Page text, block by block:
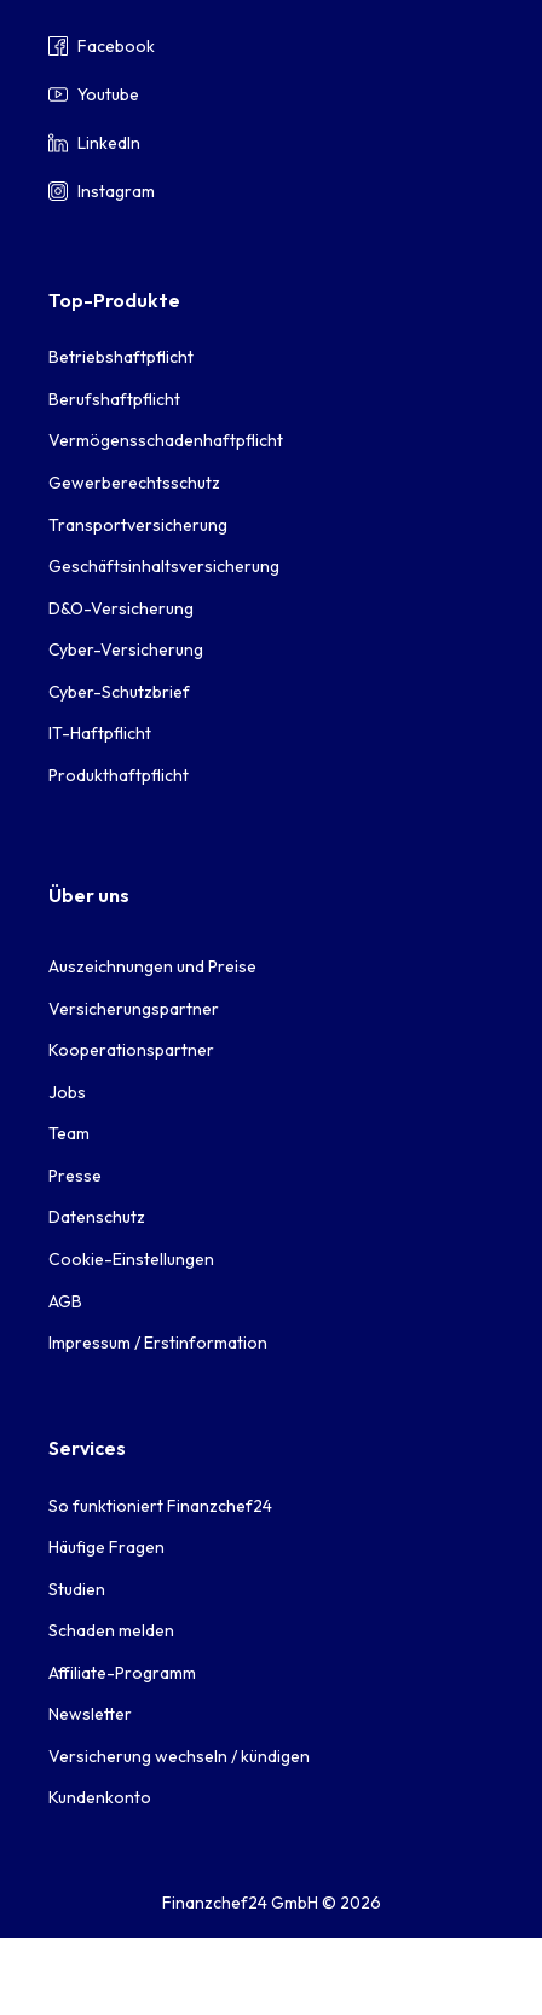
Facebook
Youtube
LinkedIn
Instagram
Top-Produkte
Betriebshaftpflicht
Berufshaftpflicht
Vermögensschadenhaftpflicht
Gewerberechtsschutz
Transportversicherung
Geschäftsinhaltsversicherung
D&O-Versicherung
Cyber-Versicherung
Cyber-Schutzbrief
IT-Haftpflicht
Produkthaftpflicht
Über uns
Auszeichnungen und Preise
Versicherungspartner
Kooperationspartner
Jobs
Team
Presse
Datenschutz
Cookie-Einstellungen
AGB
Impressum / Erstinformation
Services
So funktioniert Finanzchef24
Häufige Fragen
Studien
Schaden melden
Affiliate-Programm
Newsletter
Versicherung wechseln / kündigen
Kundenkonto
Finanzchef24 GmbH © 2026